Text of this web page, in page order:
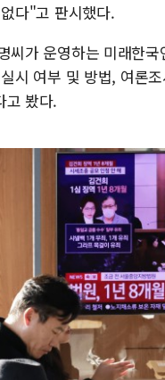
다"고 판시했다.
씨가 운영하는 미래한
시 여부 및 방법, 여론
고 봤다.